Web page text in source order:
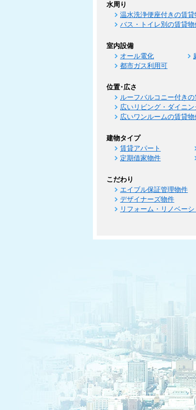
水周り
温水洗浄便座付きの賃貸
バス・トイレ別の賃貸物
室内設備
オール電化
都市ガス利用可
位置･広さ
ルーフバルコニー付き
広いリビング・ダイニ
広いワンルームの賃貸物
建物タイプ
賃貸アパート
定期借家物件
こだわり
エイブル保証管理物件
デザイナーズ物件
リフォーム・リノベー